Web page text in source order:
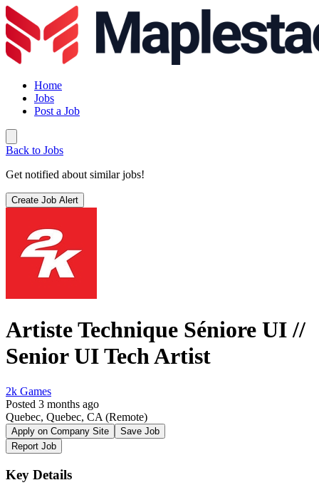
Home
Jobs
Post a Job
Back to Jobs
Get notified about similar jobs!
Create Job Alert
Artiste Technique Séniore UI //
Senior UI Tech Artist
2k Games
Posted 3 months ago
Quebec, Quebec, CA (Remote)
Apply on Company Site
Save Job
Report Job
Key Details